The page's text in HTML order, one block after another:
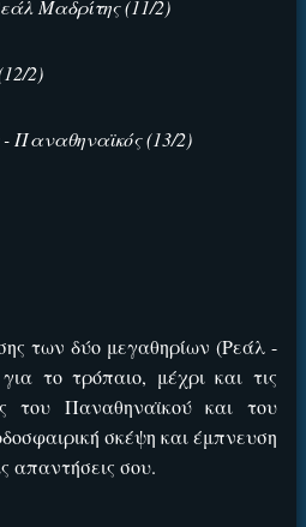
Μαδρίτης (11/2)
2)
- Παναθηναϊκός (13/2)
των δύο μεγαθηρίων (Ρεάλ -
το τρόπαιο, μέχρι και τις
του Παναθηναϊκού και του
σκέψη και έμπνευση
απαντήσεις σου.